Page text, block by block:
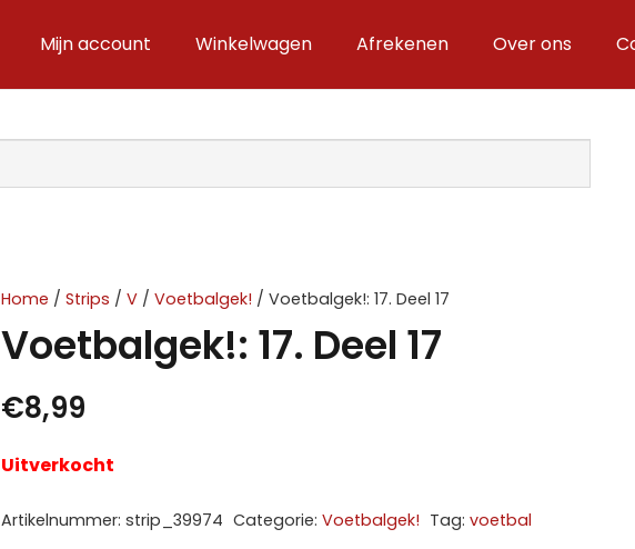
Mijn account Winkelwagen Afrekenen Over ons
Home /Strips /V /Voetbalgek! / Voetbalgek!: 17. Deel 17
Voetbalgek!: 17. Deel 17
€8,99
Uitverkocht
Artikelnummer:strip_39974 Categorie: Voetbalgek! Tag: voetbal